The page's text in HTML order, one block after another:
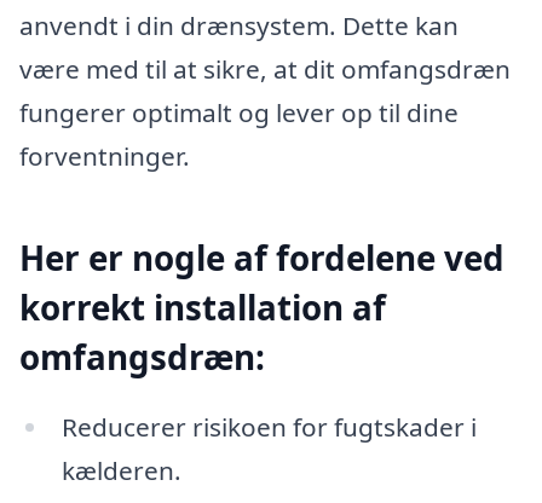
anvendt i din drænsystem. Dette kan
være med til at sikre, at dit omfangsdræn
fungerer optimalt og lever op til dine
forventninger.
Her er nogle af fordelene ved
korrekt installation af
omfangsdræn:
Reducerer risikoen for fugtskader i
kælderen.